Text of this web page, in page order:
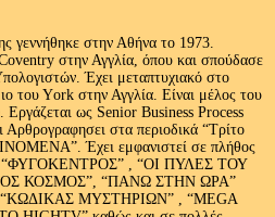
γεννήθηκε στην Αθήνα το 1973.
στην Αγγλία, όπου και σπούδασε
Έχει μεταπτυχιακό στο
του Υork στην Αγγλία. Είναι μέλος του
ως Senior Business Process
στα περιοδικά “Τρίτο
Έχει εμφανιστεί σε πλήθος
“ΦΥΓΟΚΕΝΤΡΟΣ” , “ΟΙ ΠΥΛΕΣ ΤΟΥ
ΚΟΣΜΟΣ”, “ΠΑΝΩ ΣΤΗΝ ΩΡΑ”
ΜΥΣΤΗΡΙΩΝ” , “MEGA